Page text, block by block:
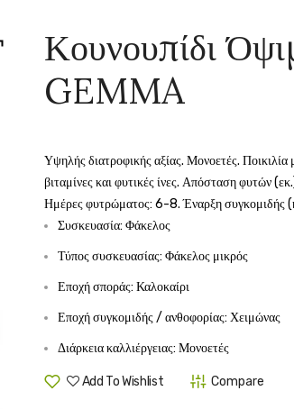
Κουνουπίδι
GEMMA
Υψηλής διατροφικής αξίας. Μονοετές.
βιταμίνες και φυτικές ίνες. Απόσταση
Ημέρες φυτρώματος: 6-8. Έναρξη
Συσκευασία: Φάκελος
Τύπος συσκευασίας: Φάκελος μικρός
Εποχή σποράς: Καλοκαίρι
Εποχή συγκομιδής / ανθοφορίας: Χειμώνας
Διάρκεια καλλιέργειας: Μονοετές
Add To Wishlist Compare